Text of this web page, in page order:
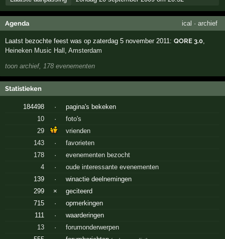
Agenda ical · archief
Laatst bezochte feest was op zaterdag 5 november 2011:QORE 3.0
Heineken Music Hall ,Amsterdam
toon archief, 178 evenementen
Statistieken
184498 ·
pagina's bekeken
10
·
foto's
29
vrienden
143
·
favorieten
178
·
evenementen bezocht
4
·
oude interessante evenementen
139
·
winactie deelnemingen
299
×
geciteerd
715
·
opmerkingen
111
·
waarderingen
13
·
forumonderwerpen